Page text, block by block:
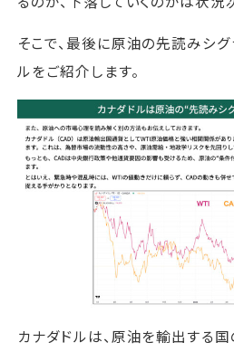
そこで、最後に原油の先読みシ
ルをご紹介します。
カナダドルは、原油を輸出する